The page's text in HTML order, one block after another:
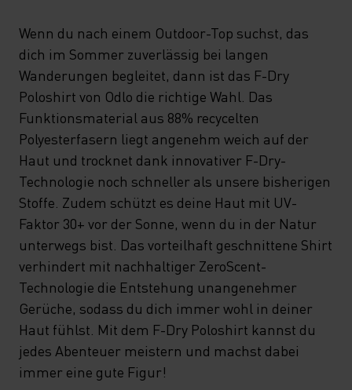
Wenn du nach einem Outdoor-Top suchst, das
dich im Sommer zuverlässig bei langen
Wanderungen begleitet, dann ist das F-Dry
Poloshirt von Odlo die richtige Wahl. Das
Funktionsmaterial aus 88% recycelten
Polyesterfasern liegt angenehm weich auf der
Haut und trocknet dank innovativer F-Dry-
Technologie noch schneller als unsere bisherigen
Stoffe. Zudem schützt es deine Haut mit UV-
Faktor 30+ vor der Sonne, wenn du in der Natur
unterwegs bist. Das vorteilhaft geschnittene Shirt
verhindert mit nachhaltiger ZeroScent-
Technologie die Entstehung unangenehmer
Gerüche, sodass du dich immer wohl in deiner
Haut fühlst. Mit dem F-Dry Poloshirt kannst du
jedes Abenteuer meistern und machst dabei
immer eine gute Figur!